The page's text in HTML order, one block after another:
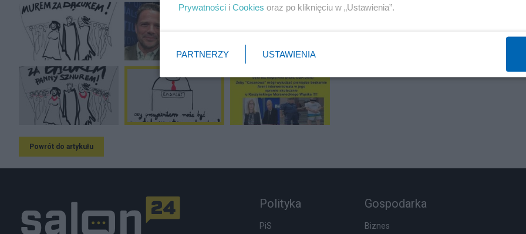
Powrót do artykułu
Polityka
PiS
Gospodarka
Biznes
Prywatności i Cookies oraz po kliknięciu w „Ustawienia”.
PARTNERZY USTAWIENIA